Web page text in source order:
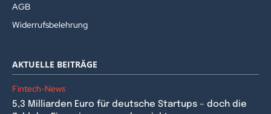
AGB
Widerrufsbelehrung
AKTUELLE BEITRÄGE
Fintech-News
5,3 Milliarden Euro für deutsche Startups – doch die